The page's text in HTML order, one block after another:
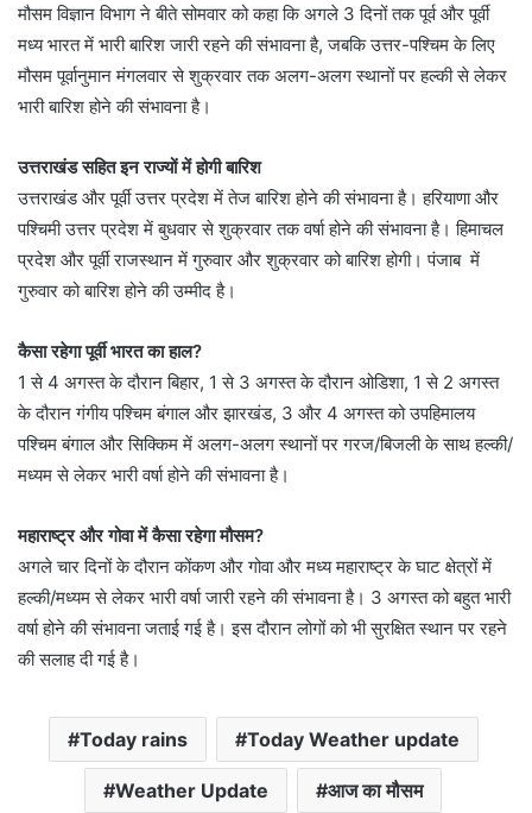
मौसम विज्ञान विभाग ने बीते सोमवार को कहा कि अगले 3 दिनों तक पूर्व और पूर्वी
मध्य भारत में भारी बारिश जारी रहने की संभावना है, जबकि उत्तर-पश्चिम के लिए
मौसम पूर्वानुमान मंगलवार से शुक्रवार तक अलग-अलग स्थानों पर हल्की से लेकर
भारी बारिश होने की संभावना है।
उत्तराखंड सहित इन राज्यों में होगी बारिश
उत्तराखंड और पूर्वी उत्तर प्रदेश में तेज बारिश होने की संभावना है। हरियाणा और
पश्चिमी उत्तर प्रदेश में बुधवार से शुक्रवार तक वर्षा होने की संभावना है। हिमाचल
प्रदेश और पूर्वी राजस्थान में गुरुवार और शुक्रवार को बारिश होगी। पंजाब में
गुरुवार को बारिश होने की उम्मीद है।
कैसा रहेगा पूर्वी भारत का हाल?
1 से 4 अगस्त के दौरान बिहार, 1 से 3 अगस्त के दौरान ओडिशा, 1 से 2 अगस्त
के दौरान गंगीय पश्चिम बंगाल और झारखंड, 3 और 4 अगस्त को उपहिमालय
पश्चिम बंगाल और सिक्किम में अलग-अलग स्थानों पर गरज/बिजली के साथ हल्की/
मध्यम से लेकर भारी वर्षा होने की संभावना है।
महाराष्ट्र और गोवा में कैसा रहेगा मौसम?
अगले चार दिनों के दौरान कोंकण और गोवा और मध्य महाराष्ट्र के घाट क्षेत्रों में
हल्की/मध्यम से लेकर भारी वर्षा जारी रहने की संभावना है। 3 अगस्त को बहुत भारी
वर्षा होने की संभावना जताई गई है। इस दौरान लोगों को भी सुरक्षित स्थान पर रहने
की सलाह दी गई है।
Today rains Today Weather update
Weather Update आज का मौसम